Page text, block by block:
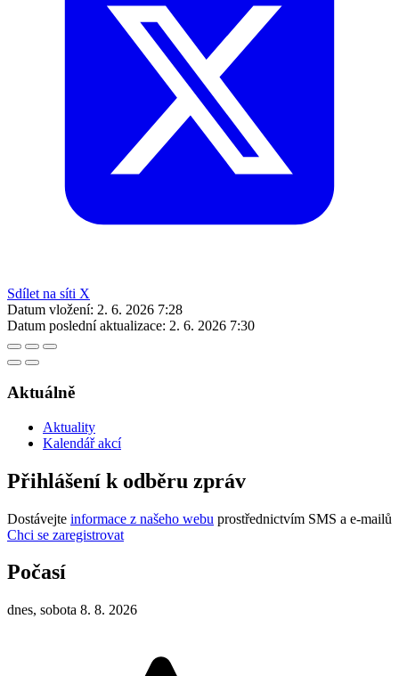
Sdílet na síti X
Datum vložení: 2. 6. 2026 7:28
Datum poslední aktualizace: 2. 6. 2026 7:30
Aktuálně
Aktuality
Kalendář akcí
Přihlášení k odběru zpráv
Dostávejte informace z našeho webu prostřednictvím SMS a e-mailů
Chci se zaregistrovat
Počasí
dnes, sobota 8. 8. 2026